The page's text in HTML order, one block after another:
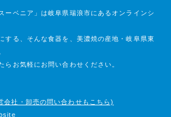
ーベニア」は岐阜県瑞浪市にあるオンラインシ
する、そんな食器を、美濃焼の産地・岐阜県東
らお気軽にお問い合わせください。
会社・卸売の問い合わせもこちら)